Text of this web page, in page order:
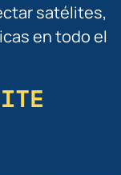
satélites,
en todo el